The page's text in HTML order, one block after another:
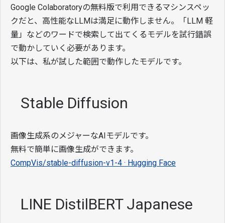
Google Colaboratoryの無料版で利用できるマシンスペッ
クだと、高性能なLLMは満足に動作しません。「LLM 軽
量」などのワードで検索して出てくるモデルを試行錯誤
で動かしていく必要があります。
以下は、私が試した範囲で動作したモデルです。
Stable Diffusion
画像生成系のメジャーなAIモデルです。
無料で簡単に画像生成ができます。
CompVis/stable-diffusion-v1-4 · Hugging Face
LINE DistilBERT Japanese